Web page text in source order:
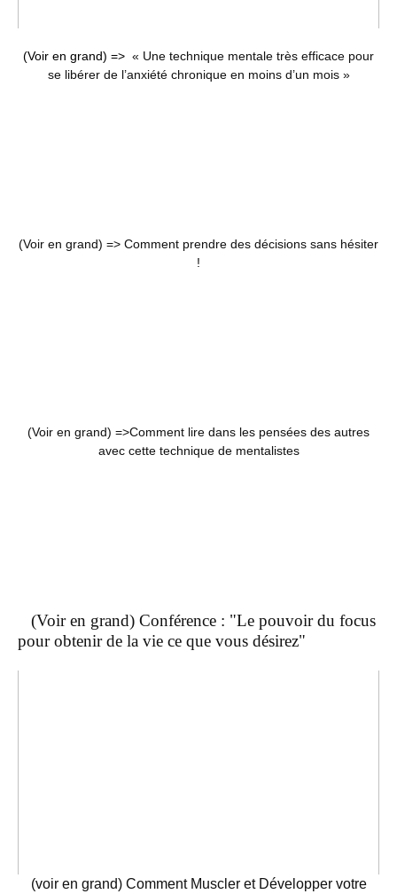
(Voir en grand) => « Une technique mentale très efficace pour
se libérer de l’anxiété chronique en moins d’un mois »
(Voir en grand) => Comment prendre des décisions sans hésiter
!
(Voir en grand) =>Comment lire dans les pensées des autres
avec cette technique de mentalistes
(Voir en grand) Conférence : "Le pouvoir du focus
pour obtenir de la vie ce que vous désirez"
(voir en grand) Comment Muscler et Développer votre